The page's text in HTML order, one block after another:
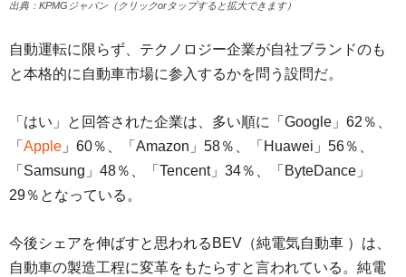
出典：KPMGジャパン（クリックorタップすると拡大できます）
自動運転に限らず、テクノロジー企業が自社ブランドのも
と本格的に自動車市場に参入するかを問う設問だ。
「はい」と回答された企業は、多い順に「Google」62％、
「 Apple 」60％、「Amazon」58％、「Huawei」56％、
「Samsung」48％、「Tencent」34％、「ByteDance」
29％となっている。
今後シェアを伸ばすと思われるBEV（純電気自動車 ）は、
自動車の製造工程に変革をもたらすと言われている。純電